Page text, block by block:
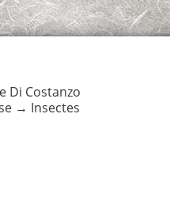
Di Costanzo
→ Insectes